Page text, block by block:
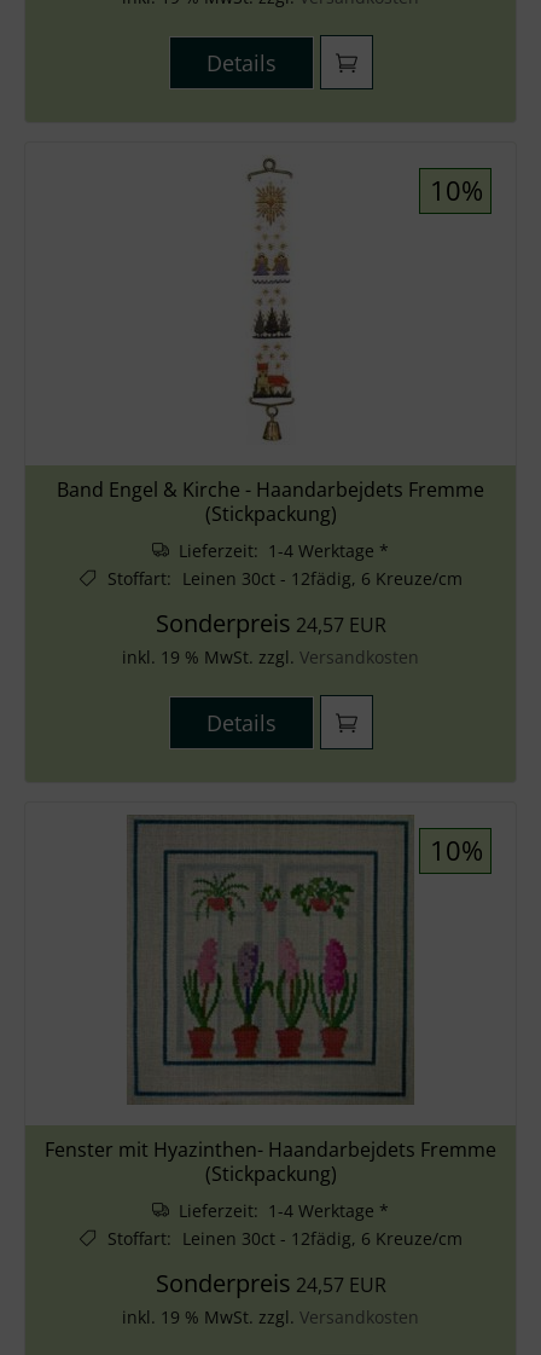
Details
10%
Band Engel & Kirche - Haandarbejdets Fremme
(Stickpackung)
Lieferzeit: 1-4 Werktage *
Stoffart: Leinen 30ct - 12fädig, 6 Kreuze/cm
Sonderpreis 24,57 EUR
inkl. 19 % MwSt. zzgl. Versandkosten
Details
10%
Fenster mit Hyazinthen- Haandarbejdets Fremme
(Stickpackung)
Lieferzeit: 1-4 Werktage *
Stoffart: Leinen 30ct - 12fädig, 6 Kreuze/cm
Sonderpreis 24,57 EUR
inkl. 19 % MwSt. zzgl. Versandkosten